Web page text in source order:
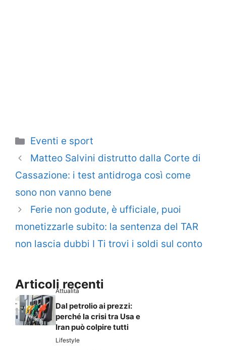
Categorie
Eventi e sport
Matteo Salvini distrutto dalla Corte di
Cassazione: i test antidroga così come
sono non vanno bene
Ferie non godute, è ufficiale, puoi
monetizzarle subito: la sentenza del TAR
non lascia dubbi I Ti trovi i soldi sul conto
Articoli recenti
Attualità
Dal petrolio ai prezzi:
perché la crisi tra Usa e
Iran può colpire tutti
Lifestyle